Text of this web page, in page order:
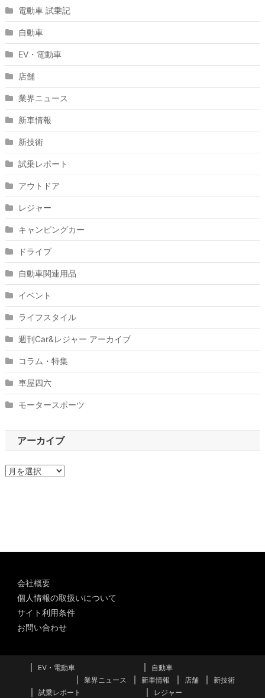
電動車 試乗記
自動車
EV・電動車
店舗
業界ニュース
新車情報
新技術
試乗レポート
アウトドア
レジャー
キャンピングカー
ドライブ
自動車関連用品
イベント
ライフスタイル
週刊Car&レジャー アーカイブ
コラム・特集
車屋四六
モータースポーツ
アーカイブ
ア
会社概要
個人情報の取扱いについて
サイト利用条件
お問い合わせ
EV・電動車
自動車
業界ニュース
新車情報 店舗
新技術
試乗レポート
レジャー